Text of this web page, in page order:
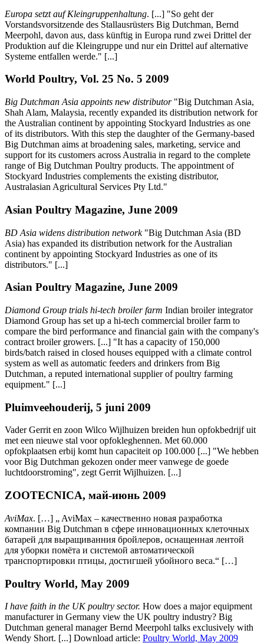
Europa setzt auf Kleingruppenhaltung. [...] "So geht der
Vorstandsvorsitzende des Stallausrüsters Big Dutchman, Bernd
Meerpohl, davon aus, dass künftig in Europa rund zwei Drittel der
Produktion auf die Kleingruppe und nur ein Drittel auf alternative
Systeme entfallen werde." [...]
World Poultry, Vol. 25 No. 5 2009
Big Dutchman Asia appoints new distributor"Big Dutchman Asia,
Shah Alam, Malaysia, recently expanded its distribution network for
the Australian continent by appointing Stockyard Industries as one
of its distributors. With this step the daughter of the Germany-based
Big Dutchman aims at broadening sales, marketing, service and
support for its customers across Australia in regard to the complete
range of Big Dutchman Poultry products. The appointment of
Stockyard Industries complements the existing distributor,
Australasian Agricultural Services Pty Ltd."
Asian Poultry Magazine, June 2009
BD Asia widens distribution network"Big Dutchman Asia (BD
Asia) has expanded its distribution network for the Australian
continent by appointing Stockyard Industries as one of its
distributors." [...]
Asian Poultry Magazine, June 2009
Diamond Group trials hi-tech broiler farm Indian broiler integrator
Diamond Group has set up a hi-tech commercial broiler farm to
compare the bird performance and financial gain with the company's
contract broiler growers. [...] "It has a capacity of 150,000
birds/batch raised in closed houses equipped with a climate control
system as well as automatic feeders and drinkers from Big
Dutchman, a reputed international supplier of poultry farming
equipment." [...]
Pluimveehouderij, 5 juni 2009
Vader Gerrit en zoon Wilco Wijlhuizen breiden hun opfokbedrijf uit
met een nieuwe stal voor opfokleghennen. Met 60.000
opfokplaatsen erbij komt hun capaciteit op 100.000 [...] "We hebben
voor Big Dutchman gekozen onder meer vanwege de goede
luchtdoorstroming", zegt Gerrit Wijlhuizen. [...]
ZOOTECNICA, май-июнь 2009
AviMax. […] „ AviMax – качественно новая разработка
компании Big Dutchman в сфере инновационных клеточных
батарей для выращиванния бройлеров, оснащенная лентой
для уборки помёта и системой автоматической
транспортировки птицы, достигшей убойного веса.“ […]
Poultry World, May 2009
I have faith in the UK poultry sector. How does a major equipment
manufacturer in Germany view the UK poultry industry? Big
Dutchman general manager Bernd Meerpohl talks exclusively with
Wendy Short. [...] Download article: Poultry World, May 2009